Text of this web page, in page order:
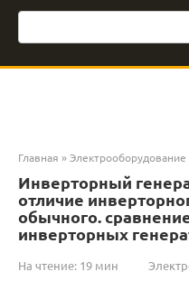
Поиск:
Главная »Электрооборудование
Инверторный
отличие
обычного.
инверторных
На чтение: 19 мин